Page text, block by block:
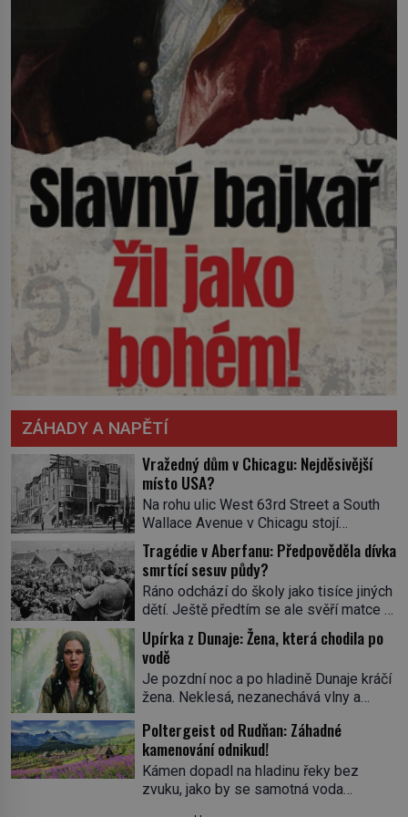
ZÁHADY A NAPĚTÍ
Vražedný dům v Chicagu: Nejděsivější
místo USA?
Na rohu ulic West 63rd Street a South
Wallace Avenue v Chicagu stojí
nenápadná pošta. Nemá žádný speciální
nápis ani pamětní desku. A přesto prý
místní zaměstnanci neradi chodí do
sklepa. Právě tady totiž sídlil sériový
vrah H. H. Holmes a také
nejpropracovanější past na lidi
v dějinách americké kriminalistiky.
Herman Webster Mudgett (1861–1896)
přijíždí […]
Tragédie v Aberfanu: Předpověděla dívka
smrtící sesuv půdy?
Ráno odchází do školy jako tisíce jiných
dětí. Ještě předtím se ale svěří matce s
podivným snem. Ve škole, kterou dobře
zná, tentokrát nevidí budovu ani
spolužáky. Místo nich se před ní tyčí
cosi temného. O několik hodin později je
mrtvá. Mohla devítiletá Zahlédla vlastní
osud? Dne 21. října 1966 se velšská
vesnice Aberfan […]
Upírka z Dunaje: Žena, která chodila po
vodě
Je pozdní noc a po hladině Dunaje kráčí
žena. Neklesá, nezanechává vlny a
pod ní byla dlažbou. Muž, který ji z
břehu pozoruje, ji údajně poznává, jenže
Ruža Vlajna má být v tu chvíli mrtvá celé
století. Vesnice Kisiljevo v
Poltergeist od Rudňan: Záhadné
kamenování odnikud!
Kámen dopadl na hladinu řeky bez
zvuku, jako by se samotná voda